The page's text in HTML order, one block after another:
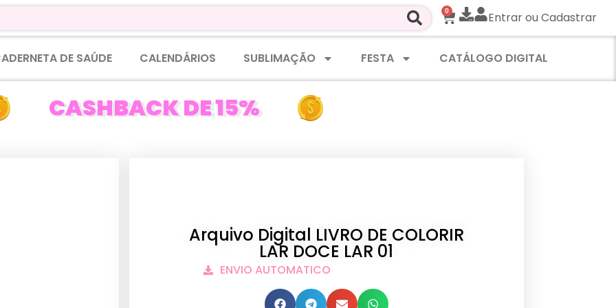
0 Entrar ou Cadastrar
DE SAÚDE CALENDÁRIOS SUBLIMAÇÃO FESTA CATÁLOGO DIGITAL
CASHBACK DE 15%
Arquivo Digital LIVRO DE COLORIR
LAR DOCE LAR 01
ENVIO AUTOMATICO